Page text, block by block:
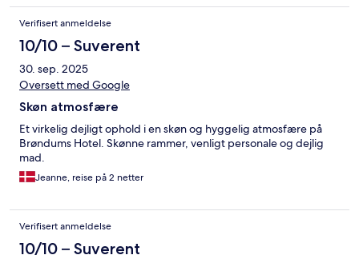
Verifisert anmeldelse
10/10 – Suverent
30. sep. 2025
Oversett med Google
Skøn atmosfære
Et virkelig dejligt ophold i en skøn og hyggelig atmosfære på
Brøndums Hotel. Skønne rammer, venligt personale og dejlig
mad.
Jeanne, reise på 2 netter
Verifisert anmeldelse
10/10 – Suverent